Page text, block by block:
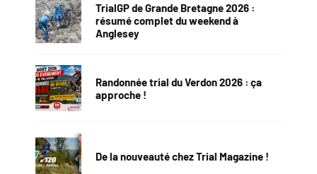
TrialGP de Grande Bretagne 2026 :
résumé complet du weekend à
Anglesey
Randonnée trial du Verdon 2026 : ça
approche !
De la nouveauté chez Trial Magazine !